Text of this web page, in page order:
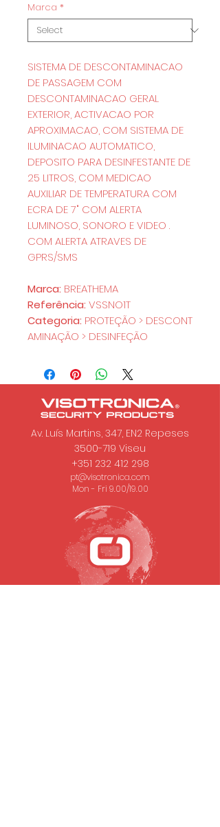
Marca *
SISTEMA DE DESCONTAMINACAO
DE PASSAGEM COM
DESCONTAMINACAO GERAL
EXTERIOR, ACTIVACAO POR
APROXIMACAO, COM SISTEMA DE
ILUMINACAO AUTOMATICO,
DEPOSITO PARA DESINFESTANTE DE
25 LITROS, COM MEDICAO
AUXILIAR DE TEMPERATURA COM
ECRA DE 7" COM ALERTA
LUMINOSO, SONORO E VIDEO .
COM ALERTA ATRAVES DE
GPRS/SMS
Marca: BREATHEMA
Referência: VSSNO1T
Categoria: PROTEÇÃO > DESCONT
AMINAÇÃO > DESINFEÇÃO
Av. Luís Martins, 347, EN2 Repeses
3500-719 Viseu
+351 232 412 298
pt@visotronica.com
Mon - Fri 9.00/19.00